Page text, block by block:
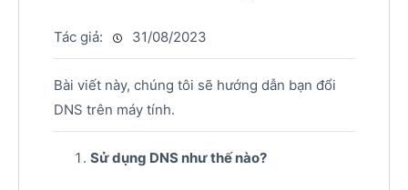
Tác giả: 31/08/2023
Bài viết này, chúng tôi sẽ hướng dẫn bạn đổi
DNS trên máy tính.
Sử dụng DNS như thế nào?